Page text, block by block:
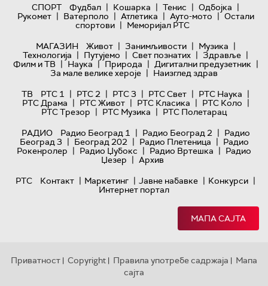
СПОРТ
Фудбал | Кошарка | Тенис | Одбојка |
Рукомет | Ватерполо | Атлетика | Ауто-мото | Остали
спортови | Меморијал РТС
МАГАЗИН
Живот | Занимљивости | Музика |
Технологијa | Путујемо | Свет познатих | Здравље |
Филм и ТВ | Наука | Природа | Дигитални предузетник |
За мале велике хероје | Наизглед здрав
ТВ
РТС 1 | РТС 2 | РТС 3 | РТС Свет | РТС Наука |
РТС Драма | РТС Живот | РТС Класика | РТС Коло |
РТС Трезор | РТС Музика | РТС Полетарац
РАДИО
Радио Београд 1 | Радио Београд 2 | Радио
Београд 3 | Београд 202 | Радио Плетеница | Радио
Рокенролер | Радио Џубокс | Радио Вртешка | Радио
Џезер | Архив
РТС
Контакт | Маркетинг | Јавне набавке | Конкурси |
Интернет портал
МАПА САЈТА
Приватност | Copyright | Правила употребе садржаја | Мапа
сајта